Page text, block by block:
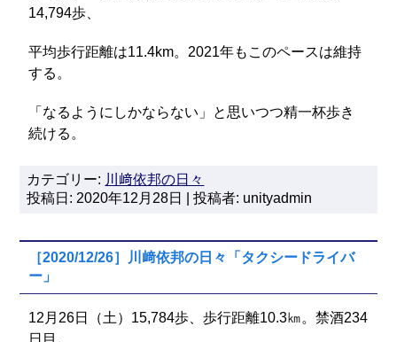
14,794歩、
平均歩行距離は11.4km。2021年もこのペースは維持
する。
「なるようにしかならない」と思いつつ精一杯歩き
続ける。
カテゴリー: 川﨑依邦の日々
投稿日: 2020年12月28日 | 投稿者: unityadmin
［2020/12/26］川﨑依邦の日々「タクシードライバ
ー」
12月26日（土）15,784歩、歩行距離10.3㎞。禁酒234
日目。